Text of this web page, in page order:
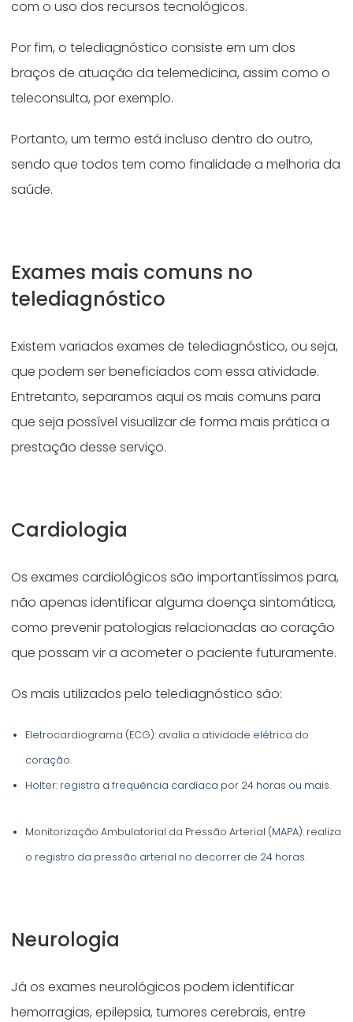
com o uso dos recursos tecnológicos.
Por fim, o telediagnóstico consiste em um dos
braços de atuação da telemedicina, assim como o
teleconsulta, por exemplo.
Portanto, um termo está incluso dentro do outro,
sendo que todos tem como finalidade a melhoria da
saúde.
Exames mais comuns no
telediagnóstico
Existem variados exames de telediagnóstico, ou seja,
que podem ser beneficiados com essa atividade.
Entretanto, separamos aqui os mais comuns para
que seja possível visualizar de forma mais prática a
prestação desse serviço.
Cardiologia
Os exames cardiológicos são importantíssimos para,
não apenas identificar alguma doença sintomática,
como prevenir patologias relacionadas ao coração
que possam vir a acometer o paciente futuramente.
Os mais utilizados pelo telediagnóstico são:
Eletrocardiograma (ECG): avalia a atividade elétrica do
coração.
Holter: registra a frequência cardíaca por 24 horas ou mais.
Monitorização Ambulatorial da Pressão Arterial (MAPA): realiza
o registro da pressão arterial no decorrer de 24 horas.
Neurologia
Já os exames neurológicos podem identificar
hemorragias, epilepsia, tumores cerebrais, entre